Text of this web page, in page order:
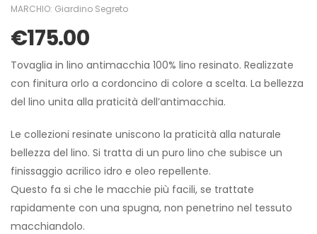
MARCHIO: Giardino Segreto
€175.00
Tovaglia in lino antimacchia 100% lino resinato. Realizzate
con finitura orlo a cordoncino di colore a scelta. La bellezza
del lino unita alla praticità dell’antimacchia.
Le collezioni resinate uniscono la praticità alla naturale
bellezza del lino. Si tratta di un puro lino che subisce un
finissaggio acrilico idro e oleo repellente.
Questo fa si che le macchie più facili, se trattate
rapidamente con una spugna, non penetrino nel tessuto
macchiandolo.